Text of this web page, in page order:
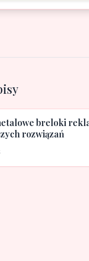
breloki
rozwiązań